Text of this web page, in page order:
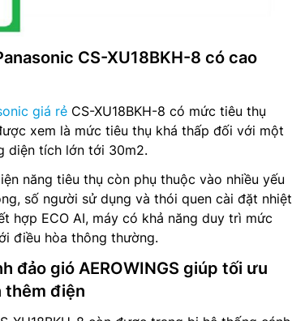
CS-XU18BKH-8 có cao
giá rẻ CS-XU18BKH-8 có mức tiêu thụ
xem là mức tiêu thụ khá thấp đối với một
diện tích lớn tới 30m2.
năng tiêu thụ còn phụ thuộc vào nhiều yếu
số người sử dụng và thói quen cài đặt nhiệt
hợp ECO AI, máy có khả năng duy trì mức
điều hòa thông thường.
đảo gió AEROWINGS giúp tối ưu
thêm điện